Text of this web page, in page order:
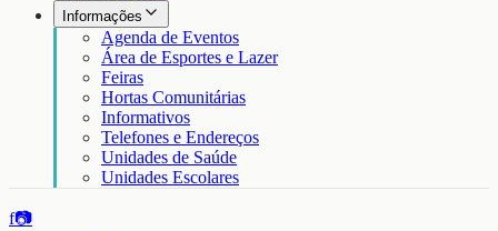
Informações
Agenda de Eventos
Área de Esportes e Lazer
Feiras
Hortas Comunitárias
Informativos
Telefones e Endereços
Unidades de Saúde
Unidades Escolares
f📷